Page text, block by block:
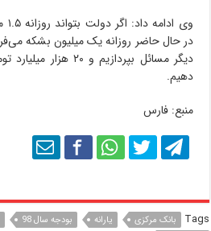
د‌ر حال حاضر روزانه یک میلیون بشکه
دیگر مسائل بپردازیم
دهیم.
منبع: فارس
Tags بانک مرکزی یارانه بودجه سال 98